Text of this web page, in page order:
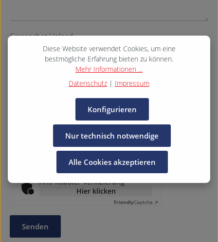
Screenshot Upload
Die mit einem Stern (*) markierten Felder sind Pflichtfelder.
Datenschutzbestimmungen
gelesen und bin mit ihnen
einverstanden. *
Anti-Roboter-Verifizierung
Hier klicken
FriendlyCaptcha ⇗
Senden
Diese Website verwendet Cookies, um eine
bestmögliche Erfahrung bieten zu können.
Mehr Informationen ...
Datenschutz | Impressum
Nur technisch notwendige
Konfigurieren
Alle Cookies akzeptieren